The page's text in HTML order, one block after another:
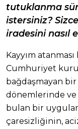
tutuklanma
istersiniz?
iradesini nasıl
Kayyım
Cumhuriyet
bağdaşmayan
dönemlerinde
bulan bir
çaresizliğinin,